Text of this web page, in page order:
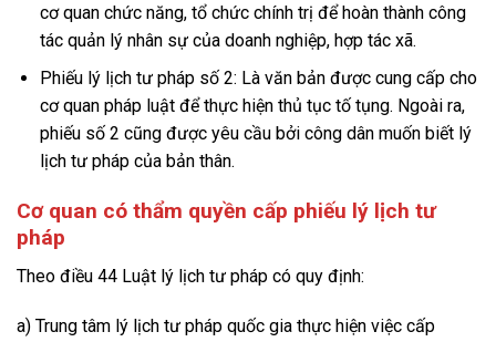
cơ quan chức năng, tổ chức chính trị để hoàn thành công
tác quản lý nhân sự của doanh nghiệp, hợp tác xã.
Phiếu lý lịch tư pháp số 2: Là văn bản được cung cấp cho
cơ quan pháp luật để thực hiện thủ tục tố tụng. Ngoài ra,
phiếu số 2 cũng được yêu cầu bởi công dân muốn biết lý
lịch tư pháp của bản thân.
Cơ quan có thẩm quyền cấp phiếu lý lịch tư
pháp
Theo điều 44 Luật lý lịch tư pháp có quy định:
a) Trung tâm lý lịch tư pháp quốc gia thực hiện việc cấp